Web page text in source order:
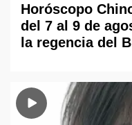
Horóscopo
del 7 al 9 de
la regencia del